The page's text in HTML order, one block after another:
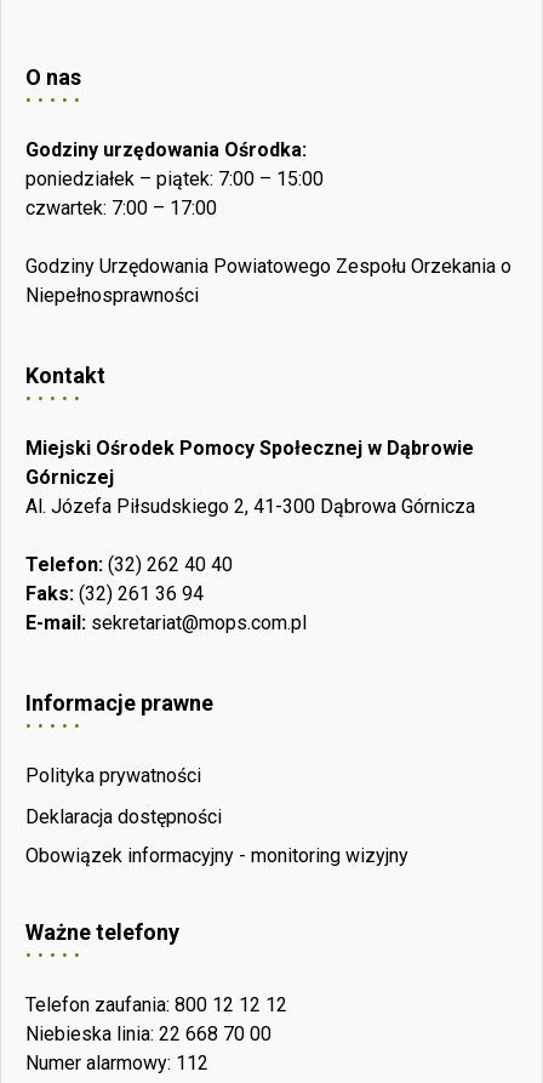
O nas
Godziny urzędowania Ośrodka:
poniedziałek – piątek: 7:00 – 15:00
czwartek: 7:00 – 17:00
Godziny Urzędowania Powiatowego Zespołu Orzekania o
Niepełnosprawności
Kontakt
Miejski Ośrodek Pomocy Społecznej w Dąbrowie
Górniczej
Al. Józefa Piłsudskiego 2, 41-300 Dąbrowa Górnicza
Telefon: (32) 262 40 40
Faks: (32) 261 36 94
E-mail: sekretariat@mops.com.pl
Informacje prawne
Polityka prywatności
Deklaracja dostępności
Obowiązek informacyjny - monitoring wizyjny
Ważne telefony
Telefon zaufania: 800 12 12 12
Niebieska linia: 22 668 70 00
Numer alarmowy: 112